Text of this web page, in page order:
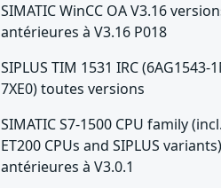
SIMATIC WinCC OA V3.16
antérieures à V3.16 P018
SIPLUS TIM 1531 IRC (6AG1543-
7XE0) toutes versions
SIMATIC S7-1500 CPU family
ET200 CPUs and SIPLUS
antérieures à V3.0.1